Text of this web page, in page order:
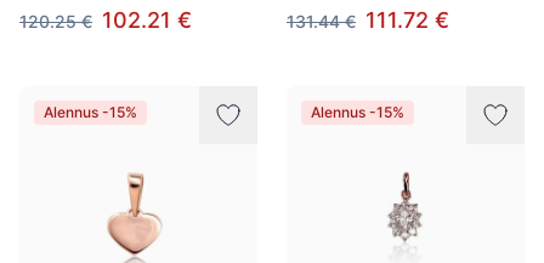
120.25 € 102.21 €
131.44 € 111.72 €
Alennus -15% Alennus -15%